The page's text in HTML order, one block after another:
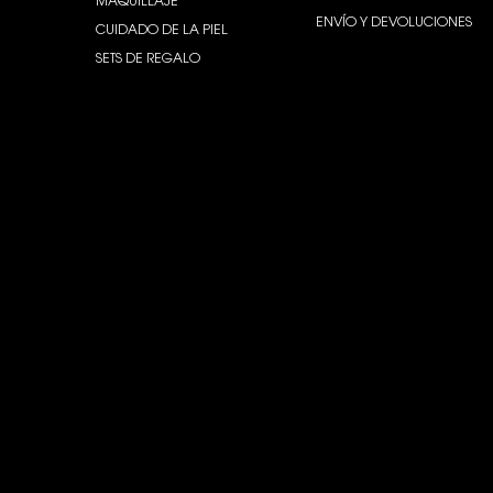
CUIDADO DE LA PIEL
SETS DE REGALO
ENVÍO Y DEVOLUCIONES